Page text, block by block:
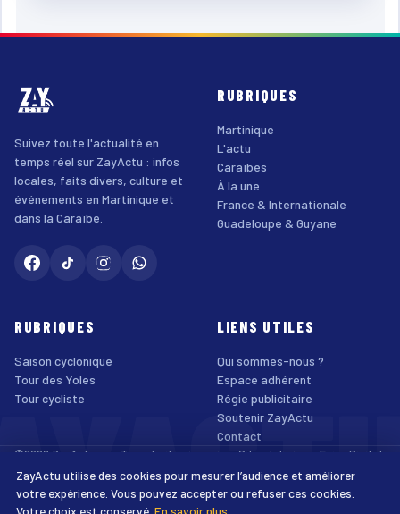
Suivez toute l'actualité en
temps réel sur ZayActu : infos
locales, faits divers, culture et
événements en Martinique et
dans la Caraïbe.
RUBRIQUES
Martinique
L'actu
Caraïbes
À la une
France & Internationale
Guadeloupe & Guyane
RUBRIQUES
Saison cyclonique
Tour des Yoles
Tour cycliste
LIENS UTILES
Qui sommes-nous ?
Espace adhérent
Régie publicitaire
Soutenir ZayActu
Contact
©2026 ZayActu.org. Tous droits réservés. · Site réalisé par Enjoy Digital
Agency
Mentions légales
Confidentialité Cookies Accessibilité
ZayActu utilise des cookies pour mesurer l’audience et améliorer
votre expérience. Vous pouvez accepter ou refuser ces cookies.
Votre choix est conservé. En savoir plus